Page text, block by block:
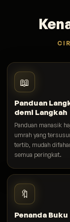
📖
Panduan
demi Langkah
Panduan manasik
umrah yang
tertib, mudah
semua peringkat.
🔖
Penanda Buku